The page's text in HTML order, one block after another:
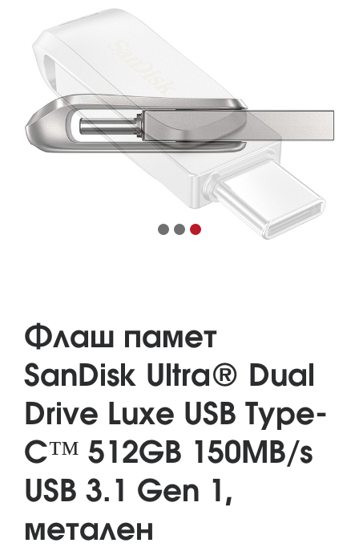
Флаш памет
SanDisk Ultra® Dual
Drive Luxe USB Type-
C™ 512GB 150MB/s
USB 3.1 Gen 1,
метален